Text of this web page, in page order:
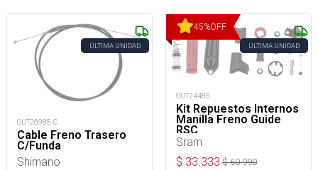
ÚLTIMA UNIDAD
OUT26985-C
Cable Freno Trasero
C/Funda
Shimano
45%OFF
ÚLTIMA UNIDAD
OUT24485
Kit Repuestos Internos
Manilla Freno Guide
RSC
Sram
$ 33.333 $60.990